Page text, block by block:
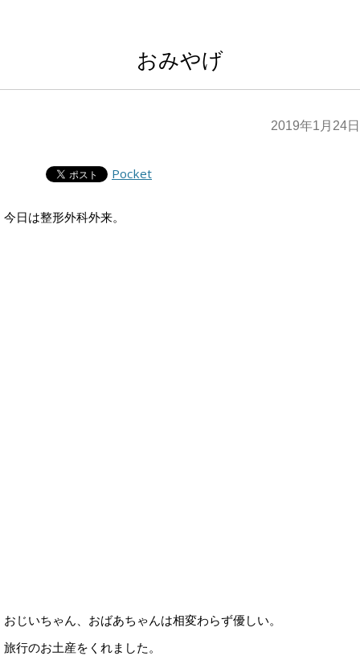
おみやげ
2019年1月24日
Pocket
今日は整形外科外来。
おじいちゃん、おばあちゃんは相変わらず優しい。
旅行のお土産をくれました。